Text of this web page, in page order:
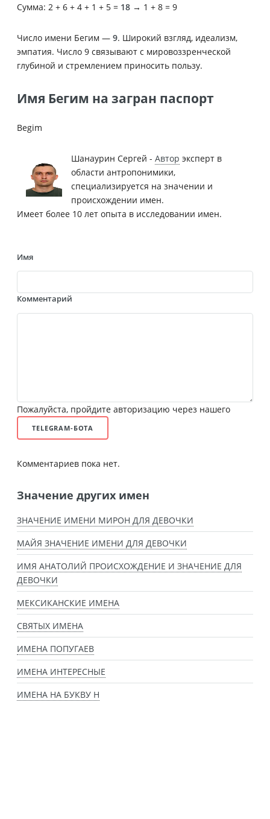
Сумма: 2 + 6 + 4 + 1 + 5 = 18 → 1 + 8 = 9
Число имени Бегим — 9. Широкий взгляд, идеализм,
эмпатия. Число 9 связывают с мировоззренческой
глубиной и стремлением приносить пользу.
Имя Бегим на загран паспорт
Begim
Шанаурин Сергей - Автор эксперт в
области антропонимики,
специализируется на значении и
происхождении имен.
Имеет более 10 лет опыта в исследовании имен.
Имя
Комментарий
Пожалуйста, пройдите авторизацию через нашего
TELEGRAM-БОТА
Комментариев пока нет.
Значение других имен
ЗНАЧЕНИЕ ИМЕНИ МИРОН ДЛЯ ДЕВОЧКИ
МАЙЯ ЗНАЧЕНИЕ ИМЕНИ ДЛЯ ДЕВОЧКИ
ИМЯ АНАТОЛИЙ ПРОИСХОЖДЕНИЕ И ЗНАЧЕНИЕ ДЛЯ
ДЕВОЧКИ
МЕКСИКАНСКИЕ ИМЕНА
СВЯТЫХ ИМЕНА
ИМЕНА ПОПУГАЕВ
ИМЕНА ИНТЕРЕСНЫЕ
ИМЕНА НА БУКВУ Н